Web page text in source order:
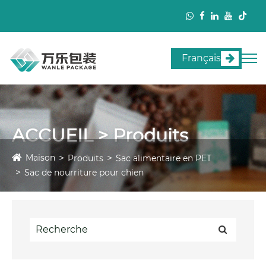
Français
ACCUEIL > Produits
Maison Produits
Sac alimentaire en PET
Sac de nourriture pour chien